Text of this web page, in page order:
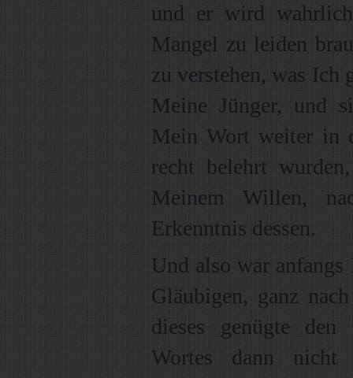
und er wird
Mangel zu leiden
zu verstehen, was Ich
Meine Jünger, und
Mein Wort weiter in
recht belehrt
Meinem Willen,
Erkenntnis dessen.
Und also war
Gläubigen, ganz
dieses genügte den
Wortes dann